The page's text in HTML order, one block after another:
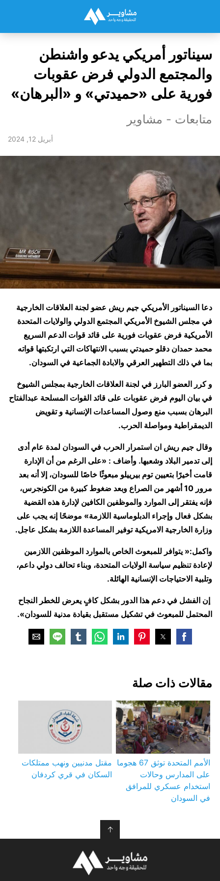
سيناتور أمريكي يدعو واشنطن
والمجتمع الدولي فرض عقوبات
فورية على «حميدتي» و «البرهان»
متابعات - مشاوير
أبريل 12, 2024
دعا السيناتور الأمريكي جيم ريش عضو لجنة العلاقات الخارجية
في مجلس الشيوخ الأمريكي المجتمع الدولي والولايات المتحدة
الأمريكية فرض عقوبات فورية على قائد قوات الدعم السريع
محمد حمدان دقلو حميدتي بسبب الانتهاكات التي ارتكبتها قواته
بما في ذلك التطهير العرقي والابادة الجماعية في السودان.
و كرر العضو البارز في لجنة العلاقات الخارجية بمجلس الشيوخ
في بيان اليوم فرض عقوبات على قائد القوات المسلحة عبدالفتاح
البرهان بسبب منع وصول المساعدات الإنسانية و تقويض
الديمقراطية ومواصلة الحرب.
وقال جيم ريش ان استمرار الحرب في السودان لمدة عام أدى
إلى تدمير البلاد وشعبها. وأضاف : «على الرغم من أن الإدارة
قامت أخيرًا بتعيين توم بيرييلو مبعوثًا خاصًا للسودان، إلا أنه بعد
مرور 10 أشهر من الصراع وبعد ضغوط كبيرة من الكونجرس،
فإنه يفتقر إلى الموارد والموظفين الكافين لإدارة هذه القضية
بشكل فعال وإجراء الدبلوماسية اللازمة» موضحًا إنه يجب على
وزارة الخارجية الامريكية توفير المساعدة اللازمة بشكل عاجل.
واكمل:« يتوافر للمبعوث الخاص بالموارد الموظفين اللازمين
لإعادة تنظيم سياسة الولايات المتحدة، وبناء تحالف دولي داعم،
وتلبية الاحتياجات الإنسانية الهائلة.
إن الفشل في دعم هذا الدور بشكل كافٍ يعرض للخطر النجاح
المحتمل للمبعوث في تشكيل مستقبل بقيادة مدنية للسودان».
مقالات ذات صلة
الأمم المتحدة توثق 67 هجوما
على المدارس وحالات
استخدام عسكري للمرافق
في السودان
مقتل مدنيين ونهب ممتلكات
السكان في قري كردفان
↑